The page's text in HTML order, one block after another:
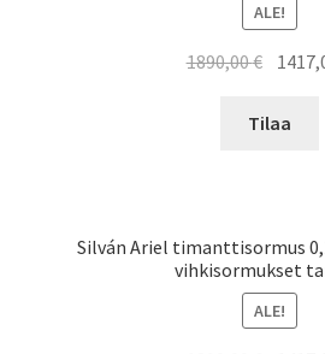
ALE!
1890,00€
oli:
Tilaa
Silván Ariel timanttisormus
vihkisormukset
ALE!